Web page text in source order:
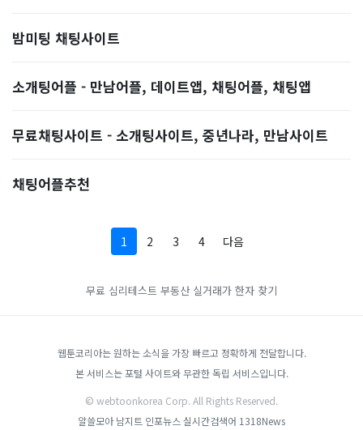
밤미팅 채팅사이트
소개팅어플 - 만남어플, 데이트앱, 채팅어플, 채팅앱
무료채팅사이트 - 소개팅사이트, 중년나라, 만남사이트
채팅어플추천
1 2 3 4 다음
무료 심리테스트 부동산 실거래가 한자 찾기
웹툰코리아는 원하는 소식을 가장 빠르고 정확하게 전달합니다.
본 서비스는 포털 사이트와 무관한 독립 서비스입니다.
© webtoonkorea Corp. All Rights Reserved.
알쓸모아 남지트 인포뉴스 실시간검색어 1318News